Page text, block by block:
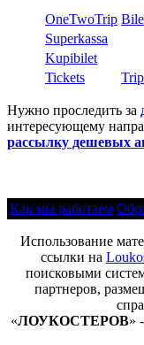
OneTwoTrip
Superkassa
Kupibilet
Tickets
Trip
Нужно проследить за
интересующему
рассылку дешевых
Как мы работаем
Использование
ссылки на
поисковыми
партнеров,
«ЛОУКОСТЕРОВ»